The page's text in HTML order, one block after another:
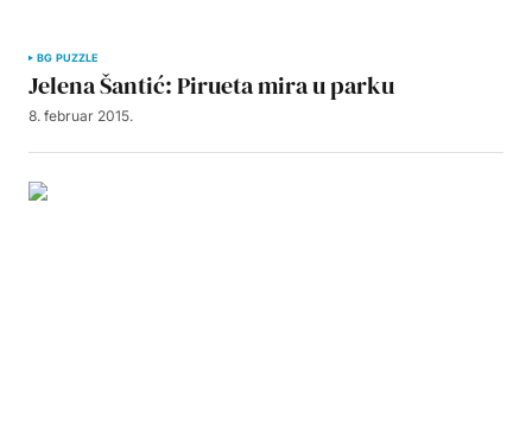
BG PUZZLE
Jelena Šantić: Pirueta mira u parku
8. februar 2015.